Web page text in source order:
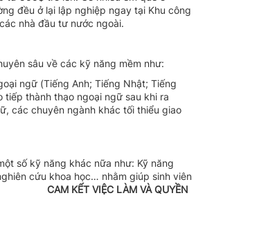
đều ở lại lập nghiệp ngay tại Khu công
nhà đầu tư nước ngoài.
sâu về các kỹ năng mềm như:
ngữ (Tiếng Anh; Tiếng Nhật; Tiếng
tiếp thành thạo ngoại ngữ sau khi ra
các chuyên ngành khác tối thiểu giao
số kỹ năng khác nữa như: Kỹ năng
cứu khoa học… nhằm giúp sinh viên
VIỆC LÀM VÀ QUYỀN